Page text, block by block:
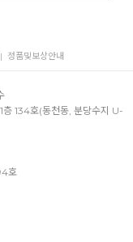
| 정품및보상안내
134호(동천동, 분당수지 U-
호